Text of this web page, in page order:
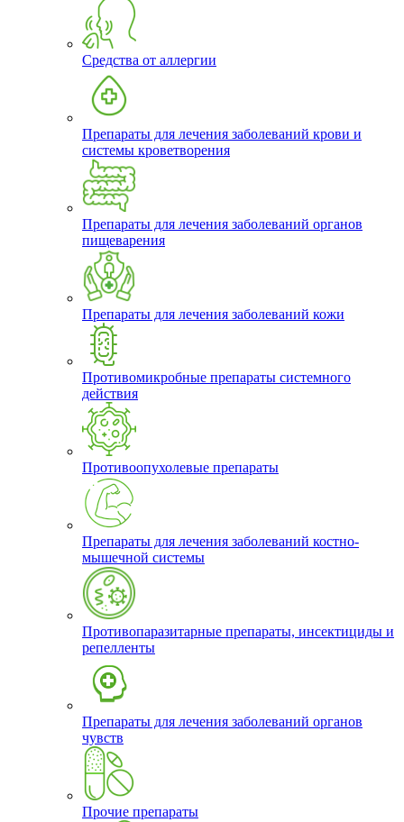
Средства от аллергии
Препараты для лечения заболеваний крови и
системы кроветворения
Препараты для лечения заболеваний органов
пищеварения
Препараты для лечения заболеваний кожи
Противомикробные препараты системного
действия
Противоопухолевые препараты
Препараты для лечения заболеваний костно-
мышечной системы
Противопаразитарные препараты, инсектициды и
репелленты
Препараты для лечения заболеваний органов
чувств
Прочие препараты